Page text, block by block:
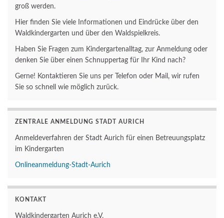
groß werden.
Hier finden Sie viele Informationen und Eindrücke über den
Waldkindergarten und über den Waldspielkreis.
Haben Sie Fragen zum Kindergartenalltag, zur Anmeldung oder
denken Sie über einen Schnuppertag für Ihr Kind nach?
Gerne! Kontaktieren Sie uns per Telefon oder Mail, wir rufen
Sie so schnell wie möglich zurück.
ZENTRALE ANMELDUNG STADT AURICH
Anmeldeverfahren der Stadt Aurich für einen Betreuungsplatz
im Kindergarten
Onlineanmeldung-Stadt-Aurich
KONTAKT
Waldkindergarten Aurich e.V.